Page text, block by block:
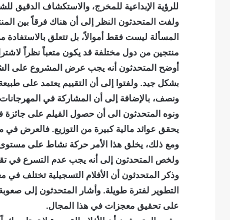
للرؤية الإبداعية للمخرج، والاستكشاف الدقيق
ولفت المتحدثون النظر إلى أن هناك فرقاً بين
المسألة ليست فقط أموالاً، بل تتعلق
منتجين من دول مختلفة قد يكون متعباً نظراً
أوضح المتحدثون أنه يجب عرض المشروع على
بشكل جيد. ولفتوا إلى أن التقييم يعتمد على
ونصف، بالإضافة إلى أن المشاركة في المهرجانات
ونوه المتحدثون الى أن حصول الفيلم على
يحقق عوائد مالية كبيرة من التوزيع. فالعرض
ومع ذلك، يخلق هذا الأمر حركة نشاط على
ولخص المتحدثون إلى أنه يجب عدم التسرع في
وذكر المتحدثون أن الأفلام التسجيلية تختلف في
التطوير لفترة طويلة. وأشار المتحدثون إلى
على تحقيق معجزات في هذا المجال.